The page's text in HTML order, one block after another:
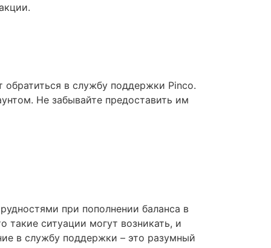
в службу поддержки Pinco.
Не забывайте предоставить им
при пополнении баланса в
ситуации могут возникать, и
в службу поддержки – это разумный